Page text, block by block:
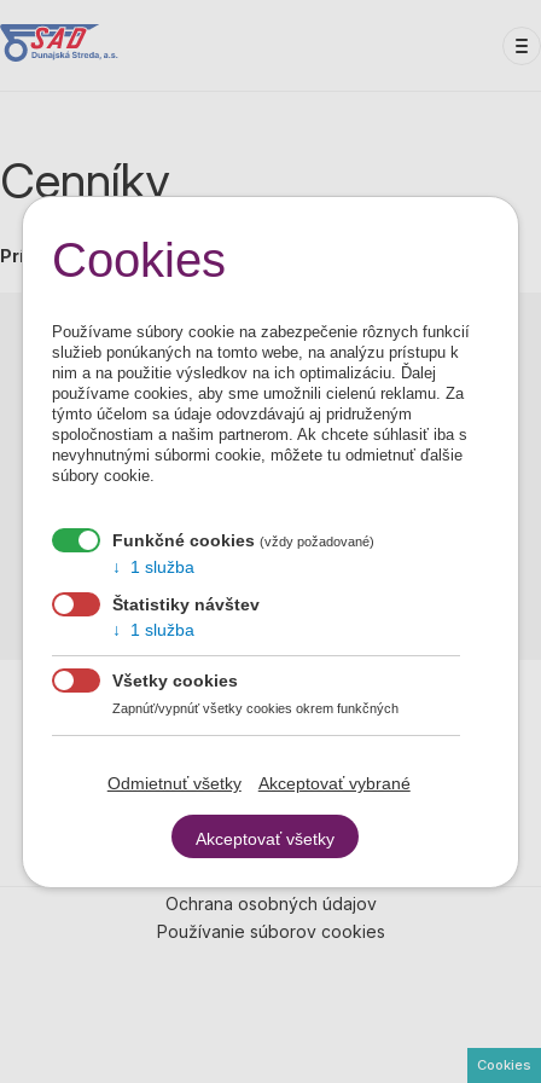
na
hlavný
Cenníky
Príloha na stiahnutie
Cenník č. 1 jednorázových lístkov od 01.03.2026
Cenník č. 3 - Predplatné cestovné lístky od
1.3.2026
Cenník č.4 SeniorPas od 1.3.2026
Príloha č.3 Zaradenie autobusových zastávok do
tarifných zón
Schéma zónového usporiadania SADDS
Ochrana osobných údajov
Používanie súborov cookies
Cookies
Cookies
Používame súbory cookie na zabezpečenie rôznych funkcií
služieb ponúkaných na tomto webe, na analýzu prístupu k
nim a na použitie výsledkov na ich optimalizáciu. Ďalej
používame cookies, aby sme umožnili cielenú reklamu. Za
týmto účelom sa údaje odovzdávajú aj pridruženým
spoločnostiam a našim partnerom. Ak chcete súhlasiť iba s
nevyhnutnými súbormi cookie, môžete tu odmietnuť ďalšie
súbory cookie.
Funkčné cookies (vždy požadované)
1 služba
Štatistiky návštev
1 služba
Všetky cookies
Zapnúť/vypnúť všetky cookies okrem funkčných
Odmietnuť všetky Akceptovať vybrané
Akceptovať všetky